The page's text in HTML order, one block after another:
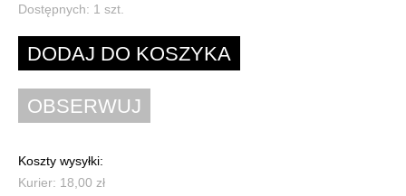
Dostępnych: 1 szt.
Koszty wysyłki:
Kurier: 18,00 zł